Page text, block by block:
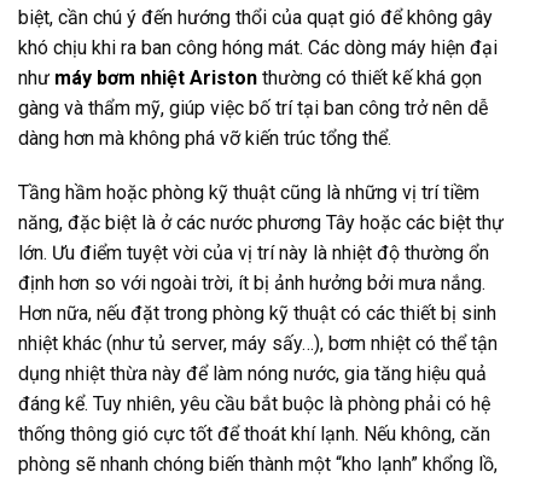
biệt, cần chú ý đến hướng thổi của quạt gió để không gây
khó chịu khi ra ban công hóng mát. Các dòng máy hiện đại
như máy bơm nhiệt Ariston thường có thiết kế khá gọn
gàng và thẩm mỹ, giúp việc bố trí tại ban công trở nên dễ
dàng hơn mà không phá vỡ kiến trúc tổng thể.
Tầng hầm hoặc phòng kỹ thuật cũng là những vị trí tiềm
năng, đặc biệt là ở các nước phương Tây hoặc các biệt thự
lớn. Ưu điểm tuyệt vời của vị trí này là nhiệt độ thường ổn
định hơn so với ngoài trời, ít bị ảnh hưởng bởi mưa nắng.
Hơn nữa, nếu đặt trong phòng kỹ thuật có các thiết bị sinh
nhiệt khác (như tủ server, máy sấy…), bơm nhiệt có thể tận
dụng nhiệt thừa này để làm nóng nước, gia tăng hiệu quả
đáng kể. Tuy nhiên, yêu cầu bắt buộc là phòng phải có hệ
thống thông gió cực tốt để thoát khí lạnh. Nếu không, căn
phòng sẽ nhanh chóng biến thành một “kho lạnh” khổng lồ,